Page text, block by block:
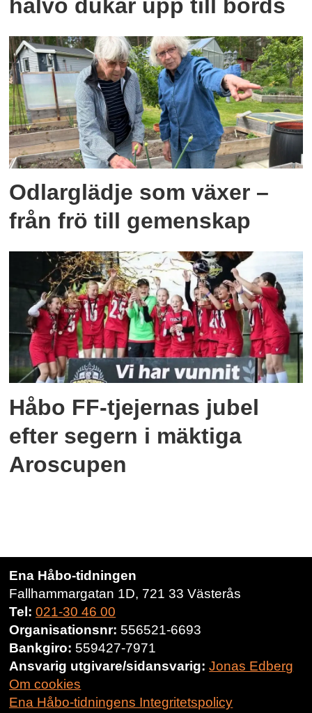
halvö dukar upp till bords
Odlarglädje som växer –
från frö till gemenskap
Håbo FF-tjejernas jubel
efter segern i mäktiga
Aroscupen
Ena Håbo-tidningen
Fallhammargatan 1D, 721 33 Västerås
Tel: 021-30 46 00
Organisationsnr: 556521-6693
Bankgiro: 559427-7971
Ansvarig utgivare/sidansvarig: Jonas Edberg
Om cookies
Ena Håbo-tidningens Integritetspolicy